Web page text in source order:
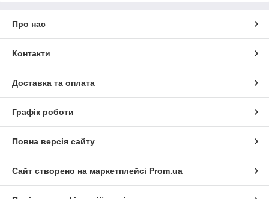
Про нас
Контакти
Доставка та оплата
Графік роботи
Повна версія сайту
Сайт створено на маркетплейсі Prom.ua